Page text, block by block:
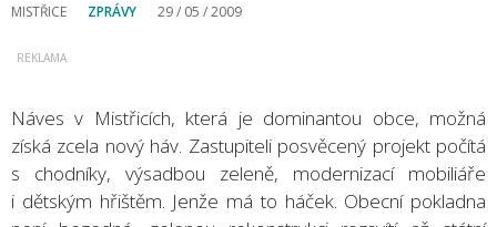
MISTŘICE ZPRÁVY 29 / 05 / 2009
Náves v Mistřicích, která je dominantou obce, možná
získá zcela nový háv. Zastupiteli posvěcený projekt počítá
s chodníky, výsadbou zeleně, modernizací mobiliáře
i dětským hřištěm. Jenže má to háček. Obecní pokladna